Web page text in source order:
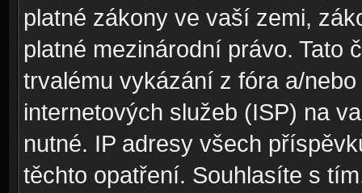
platné zákony ve vaší zemi,
platné mezinárodní právo. Tato
trvalému vykázání z fóra a/
internetových služeb (ISP) na
nutné. IP adresy všech
těchto opatření. Souhlasíte s